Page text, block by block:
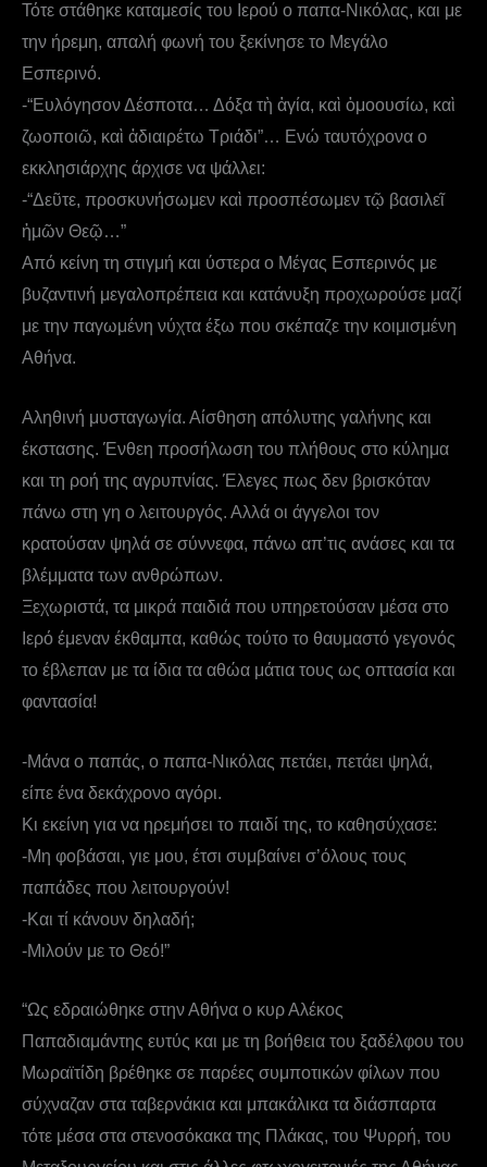
Τότε στάθηκε καταμεσίς του Ιερού ο παπα-Νικόλας, και με
την ήρεμη, απαλή φωνή του ξεκίνησε το Μεγάλο
Εσπερινό.
-“Ευλόγησον Δέσποτα… Δόξα τὴ ἁγία, καὶ ὁμοουσίω, καὶ
ζωοποιῶ, καὶ ἀδιαιρέτω Τριάδι”… Ενώ ταυτόχρονα ο
εκκλησιάρχης άρχισε να ψάλλει:
-“Δεῦτε, προσκυνήσωμεν καὶ προσπέσωμεν τῷ βασιλεῖ
ἡμῶν Θεῷ…”
Από κείνη τη στιγμή και ύστερα ο Μέγας Εσπερινός με
βυζαντινή μεγαλοπρέπεια και κατάνυξη προχωρούσε μαζί
με την παγωμένη νύχτα έξω που σκέπαζε την κοιμισμένη
Αθήνα.
Αληθινή μυσταγωγία. Αίσθηση απόλυτης γαλήνης και
έκστασης. Ένθεη προσήλωση του πλήθους στο κύλημα
και τη ροή της αγρυπνίας. Έλεγες πως δεν βρισκόταν
πάνω στη γη ο λειτουργός. Αλλά οι άγγελοι τον
κρατούσαν ψηλά σε σύννεφα, πάνω απ’τις ανάσες και τα
βλέμματα των ανθρώπων.
Ξεχωριστά, τα μικρά παιδιά που υπηρετούσαν μέσα στο
Ιερό έμεναν έκθαμπα, καθώς τούτο το θαυμαστό γεγονός
το έβλεπαν με τα ίδια τα αθώα μάτια τους ως οπτασία και
φαντασία!
-Μάνα ο παπάς, ο παπα-Νικόλας πετάει, πετάει ψηλά,
είπε ένα δεκάχρονο αγόρι.
Κι εκείνη για να ηρεμήσει το παιδί της, το καθησύχασε:
-Μη φοβάσαι, γιε μου, έτσι συμβαίνει σ’όλους τους
παπάδες που λειτουργούν!
-Και τί κάνουν δηλαδή;
-Μιλούν με το Θεό!”
“Ως εδραιώθηκε στην Αθήνα ο κυρ Αλέκος
Παπαδιαμάντης ευτύς και με τη βοήθεια του ξαδέλφου του
Μωραϊτίδη βρέθηκε σε παρέες συμποτικών φίλων που
σύχναζαν στα ταβερνάκια και μπακάλικα τα διάσπαρτα
τότε μέσα στα στενοσόκακα της Πλάκας, του Ψυρρή, του